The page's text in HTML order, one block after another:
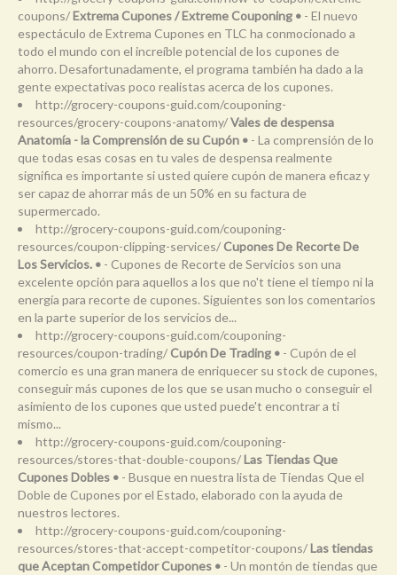
coupons/Extrema Cupones / Extreme Couponing • - El nuevo
espectáculo de Extrema Cupones en TLC ha conmocionado a
todo el mundo con el increíble potencial de los cupones de
ahorro. Desafortunadamente, el programa también ha dado a la
gente expectativas poco realistas acerca de los cupones.
http://grocery-coupons-guid.com/couponing-
resources/grocery-coupons-anatomy/Vales de despensa
Anatomía - la Comprensión de su Cupón • - La comprensión de lo
que todas esas cosas en tu vales de despensa realmente
significa es importante si usted quiere cupón de manera eficaz y
ser capaz de ahorrar más de un 50% en su factura de
supermercado.
http://grocery-coupons-guid.com/couponing-
resources/coupon-clipping-services/Cupones De Recorte De
Los Servicios. • - Cupones de Recorte de Servicios son una
excelente opción para aquellos a los que no't tiene el tiempo ni la
energía para recorte de cupones. Siguientes son los comentarios
en la parte superior de los servicios de...
http://grocery-coupons-guid.com/couponing-
resources/coupon-trading/Cupón De Trading • - Cupón de el
comercio es una gran manera de enriquecer su stock de cupones,
conseguir más cupones de los que se usan mucho o conseguir el
asimiento de los cupones que usted puede't encontrar a ti
mismo...
http://grocery-coupons-guid.com/couponing-
resources/stores-that-double-coupons/Las Tiendas Que
Cupones Dobles • - Busque en nuestra lista de Tiendas Que el
Doble de Cupones por el Estado, elaborado con la ayuda de
nuestros lectores.
http://grocery-coupons-guid.com/couponing-
resources/stores-that-accept-competitor-coupons/Las tiendas
que Aceptan Competidor Cupones • - Un montón de tiendas que